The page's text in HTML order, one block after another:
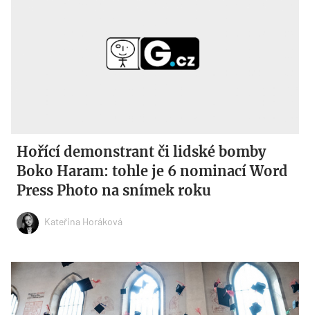
Hořící demonstrant či lidské bomby
Boko Haram: tohle je 6 nominací Word
Press Photo na snímek roku
Kateřina Horáková